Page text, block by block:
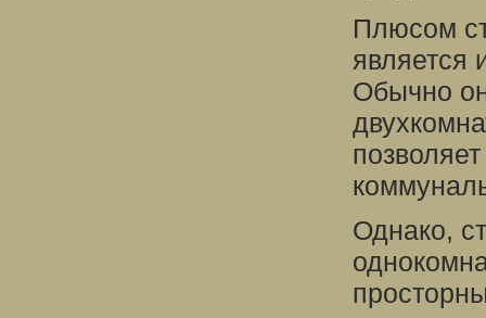
Плюсом
является
Обычно
Однако,